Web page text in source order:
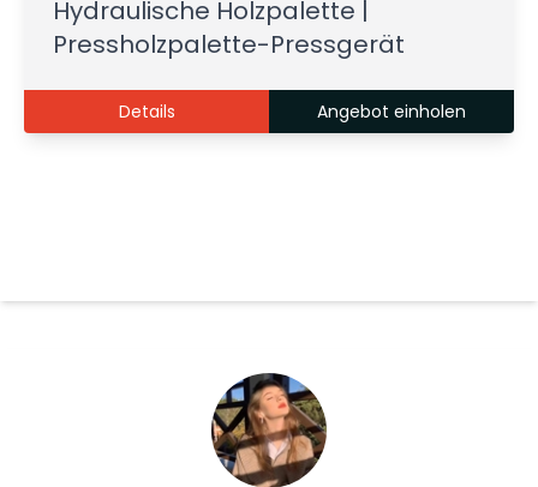
Hydraulische Holzpalette |
Pressholzpalette-Pressgerät
Details Angebot einholen